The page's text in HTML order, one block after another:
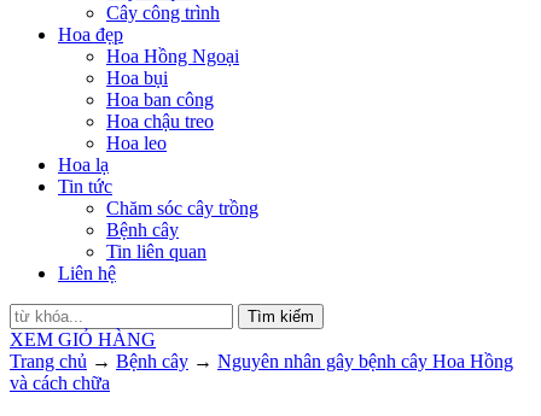
Cây công trình
Hoa đẹp
Hoa Hồng Ngoại
Hoa bụi
Hoa ban công
Hoa chậu treo
Hoa leo
Hoa lạ
Tin tức
Chăm sóc cây trồng
Bệnh cây
Tin liên quan
Liên hệ
Tìm kiếm
XEM GIỎ HÀNG
Trang chủ → Bệnh cây → Nguyên nhân gây bệnh cây Hoa Hồng
và cách chữa